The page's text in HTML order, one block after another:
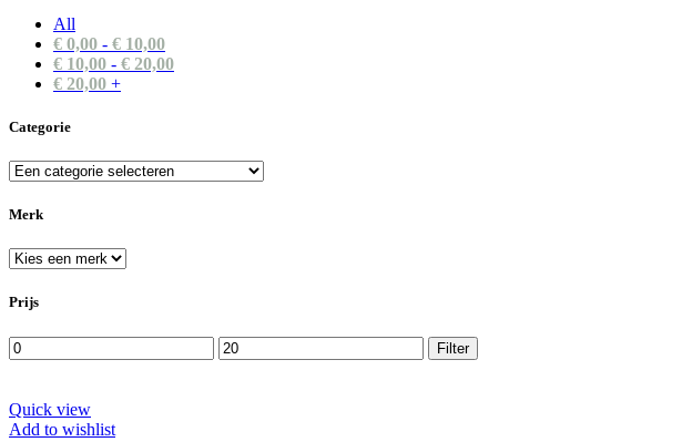
All
€ 0,00 - € 10,00
€ 10,00 - € 20,00
€ 20,00 +
Categorie
Merk
Prijs
Min.
prijs
Max.
prijs
Filter
Quick view
Add to wishlist